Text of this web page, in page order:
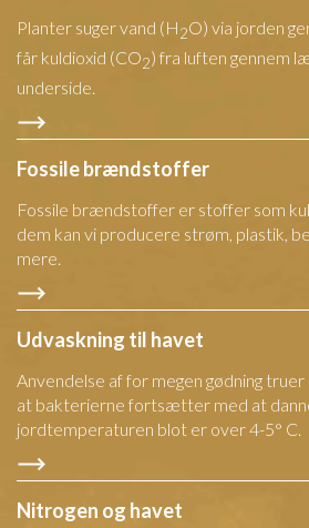
Planter suger vand (H2O) via jorden
får kuldioxid (CO2) fra luften gennem
underside.
Fossile brændstoffer
Fossile brændstoffer er stoffer som
dem kan vi producere strøm, plastik,
mere.
Udvaskning til havet
Anvendelse af for megen gødning
at bakterierne fortsætter med at
jordtemperaturen blot er over 4-5° C.
Nitrogen og havet